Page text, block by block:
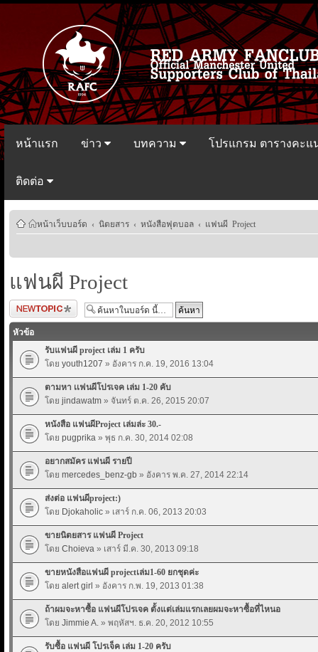
หน้าแรก ข่าว บทความ โปรแกรม ตารางคะ
ติดต่อ
หน้าเว็บบอร์ด ‹ นิตยสาร ‹ หนังสือฟุตบอล ‹ แฟนผี Project
แฟนผี Project
ตั้งกระทู้ใหม่
หัวข้อ
รับแฟนผี project เล่ม 1 ครับ
โดย youth1207 » อังคาร ก.ค. 19, 2016 13:04
ตามหา เเฟนผีโปรเจค เล่ม 1-20 คับ
โดย jindawatm » จันทร์ ต.ค. 26, 2015 20:07
หนังสือ แฟนผีProject เล่มล่ะ 30.-
โดย pugprika » พุธ ก.ค. 30, 2014 02:08
อยากสมัคร แฟนผี รายปี
โดย mercedes_benz-gb » อังคาร พ.ค. 27, 2014 22:14
ส่งต่อ แฟนผีproject:)
โดย Djokaholic » เสาร์ ก.ค. 06, 2013 20:03
ขายนิตยสาร แฟนผี Project
โดย Choieva » เสาร์ มี.ค. 30, 2013 09:18
ขายหนังสือแฟนผี projectเล่ม1-60 ยกชุดค่ะ
โดย alert girl » อังคาร ก.พ. 19, 2013 01:38
ถ้าผมจะหาซื้อ แฟนผีโปรเจค ตั้งแต่เล่มแรกเลยผมจะหาซื้อที่ไหนอ
โดย Jimmie A. » พฤหัสฯ. ธ.ค. 20, 2012 10:55
รับซื้อ แฟนผี โปรเจ็ค เล่ม 1-20 ครับ